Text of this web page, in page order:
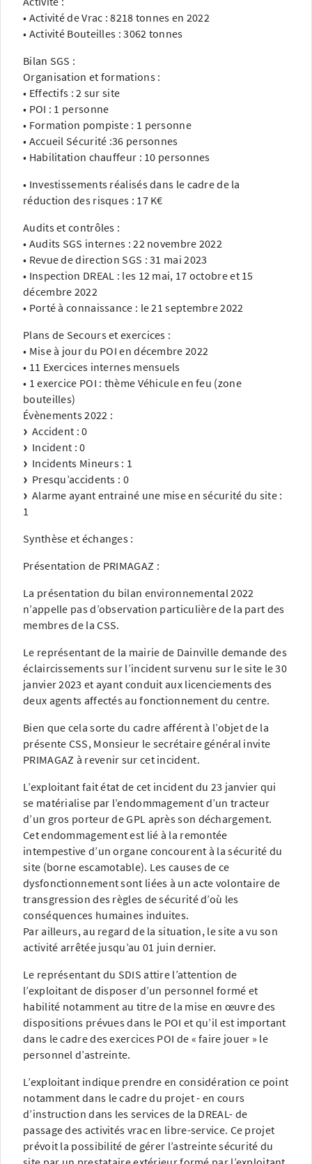
• Activité de Vrac : 8218 tonnes en 2022
• Activité Bouteilles : 3062 tonnes
Bilan SGS :
Organisation et formations :
• Effectifs : 2 sur site
• POI : 1 personne
• Formation pompiste : 1 personne
• Accueil Sécurité :36 personnes
• Habilitation chauffeur : 10 personnes
• Investissements réalisés dans le cadre de la
réduction des risques : 17 K€
Audits et contrôles :
• Audits SGS internes : 22 novembre 2022
• Revue de direction SGS : 31 mai 2023
• Inspection DREAL : les 12 mai, 17 octobre et 15
décembre 2022
• Porté à connaissance : le 21 septembre 2022
Plans de Secours et exercices :
• Mise à jour du POI en décembre 2022
• 11 Exercices internes mensuels
• 1 exercice POI : thème Véhicule en feu (zone
bouteilles)
Évènements 2022 :
Accident : 0
Incident : 0
Incidents Mineurs : 1
Presqu’accidents : 0
Alarme ayant entrainé une mise en sécurité du site :
1
Synthèse et échanges :
Présentation de PRIMAGAZ :
La présentation du bilan environnemental 2022
n’appelle pas d’observation particulière de la part des
membres de la CSS.
Le représentant de la mairie de Dainville demande des
éclaircissements sur l’incident survenu sur le site le 30
janvier 2023 et ayant conduit aux licenciements des
deux agents affectés au fonctionnement du centre.
Bien que cela sorte du cadre afférent à l’objet de la
présente CSS, Monsieur le secrétaire général invite
PRIMAGAZ à revenir sur cet incident.
L’exploitant fait état de cet incident du 23 janvier qui
se matérialise par l’endommagement d’un tracteur
d’un gros porteur de GPL après son déchargement.
Cet endommagement est lié à la remontée
intempestive d’un organe concourent à la sécurité du
site (borne escamotable). Les causes de ce
dysfonctionnement sont liées à un acte volontaire de
transgression des règles de sécurité d’où les
conséquences humaines induites.
Par ailleurs, au regard de la situation, le site a vu son
activité arrêtée jusqu’au 01 juin dernier.
Le représentant du SDIS attire l’attention de
l’exploitant de disposer d’un personnel formé et
habilité notamment au titre de la mise en œuvre des
dispositions prévues dans le POI et qu’il est important
dans le cadre des exercices POI de « faire jouer » le
personnel d’astreinte.
L’exploitant indique prendre en considération ce point
notamment dans le cadre du projet - en cours
d’instruction dans les services de la DREAL- de
passage des activités vrac en libre-service. Ce projet
prévoit la possibilité de gérer l’astreinte sécurité du